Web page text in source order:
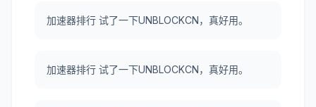
加速器排行 试了一下UNBLOCKCN，真好用。
加速器排行 试了一下UNBLOCKCN，真好用。